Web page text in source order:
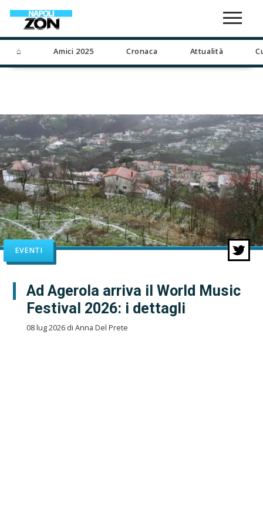
⌂ Amici 2025 Cronaca Attualità
EVENTI
Ad Agerola arriva il World Music
Festival 2026: i dettagli
08 lug 2026 di Anna Del Prete